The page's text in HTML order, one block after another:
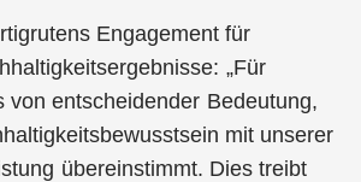
Engagement für
„Für
von entscheidender Bedeutung,
mit unserer
übereinstimmt. Dies treibt